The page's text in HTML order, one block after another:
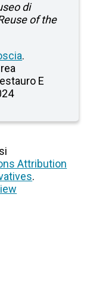
di
of the
.
E
Attribution
.